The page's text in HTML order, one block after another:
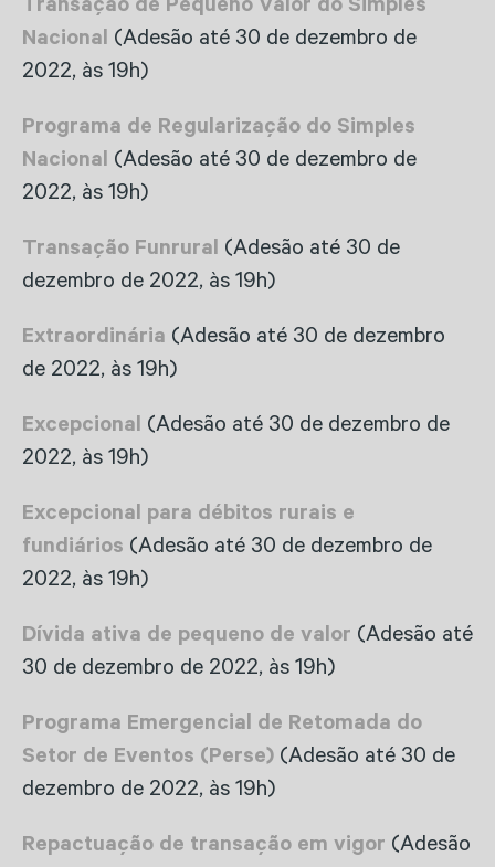
Transação de Pequeno Valor do Simples
Nacional (Adesão até 30 de dezembro de
2022, às 19h)
Programa de Regularização do Simples
Nacional (Adesão até 30 de dezembro de
2022, às 19h)
Transação Funrural (Adesão até 30 de
dezembro de 2022, às 19h)
Extraordinária (Adesão até 30 de dezembro
de 2022, às 19h)
Excepcional (Adesão até 30 de dezembro de
2022, às 19h)
Excepcional para débitos rurais e
fundiários (Adesão até 30 de dezembro de
2022, às 19h)
Dívida ativa de pequeno de valor (Adesão até
30 de dezembro de 2022, às 19h)
Programa Emergencial de Retomada do
Setor de Eventos (Perse) (Adesão até 30 de
dezembro de 2022, às 19h)
Repactuação de transação em vigor (Adesão